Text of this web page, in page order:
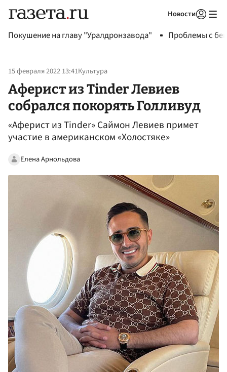
Новости
Покушение на главу "Уралдронзавода" Проблемы с
15 февраля 2022 13:41Культура
Аферист из Tinder Левиев
собрался покорять Голливуд
«Аферист из Tinder» Саймон Левиев примет
участие в американском «Холостяке»
Елена Арнольдова